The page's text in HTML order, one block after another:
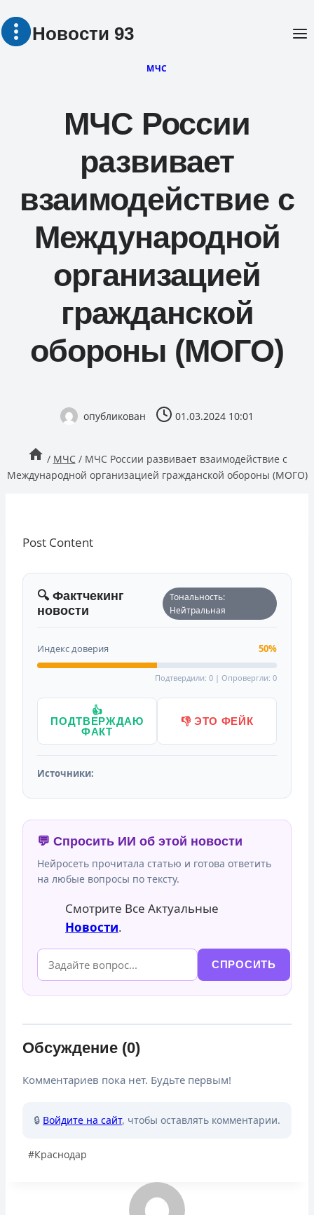
Перейти
Новости 93
МЧС
МЧС России
развивает
взаимодействие с
Международной
организацией
гражданской
обороны (МОГО)
опубликован 01.03.2024 10:01
/ МЧС / МЧС России развивает взаимодействие с
Международной организацией гражданской обороны (МОГО)
Post Content
🔍 Фактчекинг
новости
Тональность:
Нейтральная
Индекс доверия 50%
Подтвердили: 0 | Опровергли: 0
👍
ПОДТВЕРЖДАЮ
ФАКТ
👎 ЭТО ФЕЙК
Источники:
💬 Спросить ИИ об этой новости
Нейросеть прочитала статью и готова ответить
на любые вопросы по тексту.
Смотрите Все Актуальные
Новости.
СПРОСИТЬ
Обсуждение (0)
Комментариев пока нет. Будьте первым!
🔒 Войдите на сайт, чтобы оставлять комментарии.
Метки
#Краснодар